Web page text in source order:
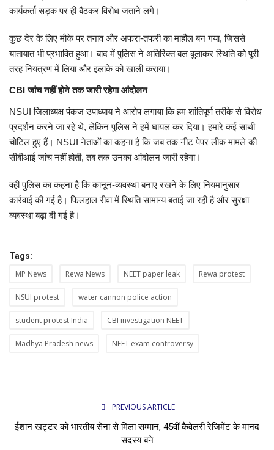
टेक न्यूज़
कार्यकर्ता सड़क पर ही बैठकर विरोध जताने लगे।
कुछ देर के लिए मौके पर तनाव और अफरा-तफरी का माहौल बन गया, जिससे
यातायात भी प्रभावित हुआ। बाद में पुलिस ने अतिरिक्त बल बुलाकर स्थिति को पूरी
तरह नियंत्रण में लिया और इलाके को खाली कराया।
CBI जांच नहीं होने तक जारी रहेगा आंदोलन
NSUI जिलाध्यक्ष पंकज उपाध्याय ने आरोप लगाया कि हम शांतिपूर्ण तरीके से विरोध
प्रदर्शन करने जा रहे थे, लेकिन पुलिस ने हमें घायल कर दिया। हमारे कई साथी
चोटिल हुए हैं। NSUI नेताओं का कहना है कि जब तक नीट पेपर लीक मामले की
सीबीआई जांच नहीं होती, तब तक उनका आंदोलन जारी रहेगा।
वहीं पुलिस का कहना है कि कानून-व्यवस्था बनाए रखने के लिए नियमानुसार
कार्रवाई की गई है। फिलहाल रीवा में स्थिति सामान्य बताई जा रही है और सुरक्षा
व्यवस्था बढ़ा दी गई है।
Tags:
MP News Rewa News NEET paper leak Rewa protest
NSUI protest water cannon police action
student protest India CBI investigation NEET
Madhya Pradesh news NEET exam controversy
PREVIOUS ARTICLE
ईशान खट्टर को भारतीय सेना से मिला सम्मान, 45वीं कैवेलरी रेजिमेंट के मानद
सदस्य बने